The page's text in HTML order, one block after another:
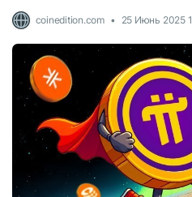
coinedition.com 25 Июнь 2025